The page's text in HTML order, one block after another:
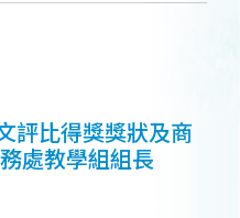
評比得獎獎狀及商
處教學組組長